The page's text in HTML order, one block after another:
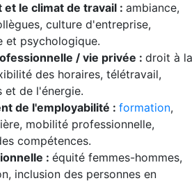
le climat de travail : ambiance,
culture d'entreprise,
et psychologique.
/ vie privée : droit à la
des horaires, télétravail,
et de l'énergie.
de l'employabilité : formation,
mobilité professionnelle,
compétences.
: équité femmes-hommes,
inclusion des personnes en